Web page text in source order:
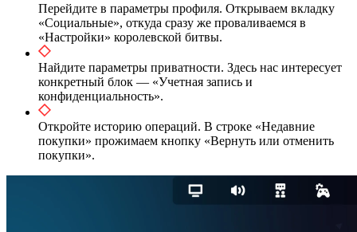
Перейдите в параметры профиля. Открываем вкладку
«Социальные», откуда сразу же проваливаемся в
«Настройки» королевской битвы.
Найдите параметры приватности. Здесь нас интересует
конкретный блок — «Учетная запись и
конфиденциальность».
Откройте историю операций. В строке «Недавние
покупки» прожимаем кнопку «Вернуть или отменить
покупки».